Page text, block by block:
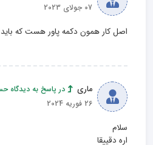
07 جولای 2023
اصل کار همون دکمه پاور هست که
ماری
در پاسخ به دیدگاه
26 فوریه 2024